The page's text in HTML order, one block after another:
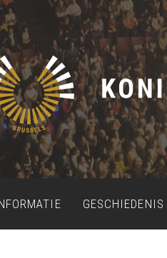
GESCHIEDENIS